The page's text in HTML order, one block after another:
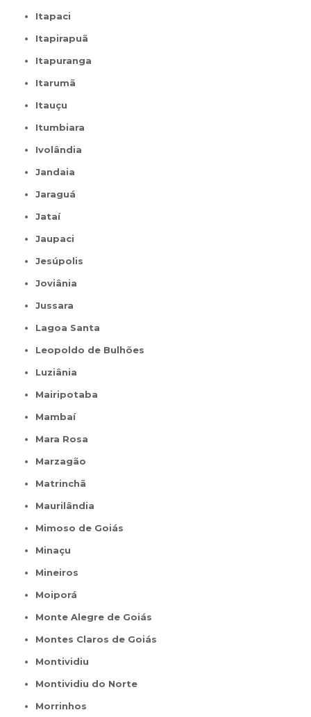
Itapaci
Itapirapuã
Itapuranga
Itarumã
Itauçu
Itumbiara
Ivolândia
Jandaia
Jaraguá
Jataí
Jaupaci
Jesúpolis
Joviânia
Jussara
Lagoa Santa
Leopoldo de Bulhões
Luziânia
Mairipotaba
Mambaí
Mara Rosa
Marzagão
Matrinchã
Maurilândia
Mimoso de Goiás
Minaçu
Mineiros
Moiporá
Monte Alegre de Goiás
Montes Claros de Goiás
Montividiu
Montividiu do Norte
Morrinhos